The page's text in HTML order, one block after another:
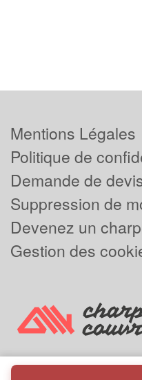
Mentions Légales
Politique de
Demande de
Suppression de
Devenez un
Gestion des